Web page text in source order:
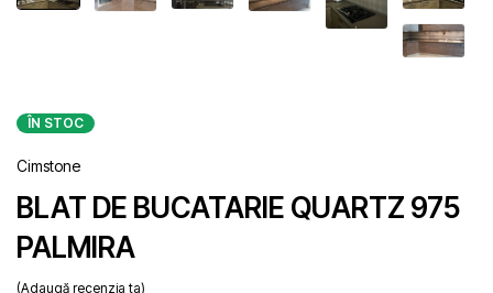
ÎN STOC
Cimstone
BLAT DE BUCATARIE QUARTZ 975
PALMIRA
Adaugă recenzia ta